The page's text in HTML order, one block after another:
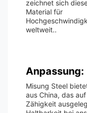
zeichnet sich
Material für
weltweit..
Anpassung:
Misung Steel
aus China, das
Zähigkeit